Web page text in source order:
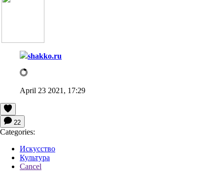
shakko.ru
April 23 2021, 17:29
22
Categories:
Искусство
Культура
Cancel